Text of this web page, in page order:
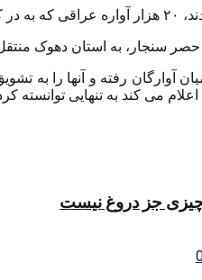
شدند.
سنجار، به استان دهوک
آوارگان رفته و آنها را به
می کند به تنهایی توانسته
جز دروغ نیست